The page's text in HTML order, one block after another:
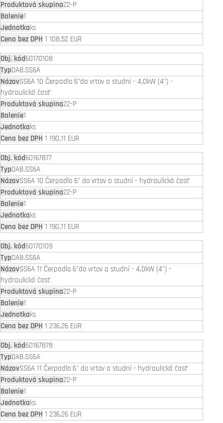
22-P
1
ks
1 108,52 EUR
60170108
DAB.SS6A
SS6A 10 Čerpadlo 6"do vrtov a studní - 4,0kW (4") -
hydraulická časť
22-P
1
ks
1 190,11 EUR
60167877
DAB.SS6A
SS6A 10 Čerpadlo 6" do vrtov a studní - hydraulická časť
22-P
1
ks
1 190,11 EUR
60170109
DAB.SS6A
SS6A 11 Čerpadlo 6"do vrtov a studní - 4,0kW (4") -
hydraulická časť
22-P
1
ks
1 236,26 EUR
60167878
DAB.SS6A
SS6A 11 Čerpadlo 6" do vrtov a studní - hydraulická časť
22-P
1
ks
1 236,26 EUR